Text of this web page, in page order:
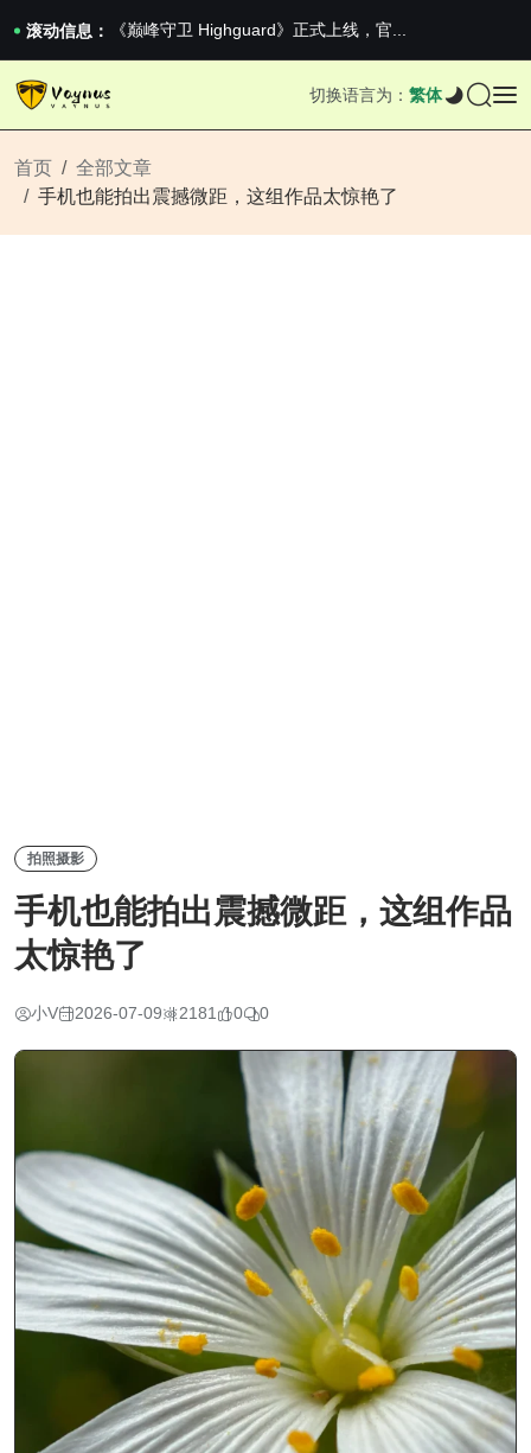
滚动信息：
《巅峰守卫 Highguard》正式上线，官...
男生找对象最重要的是什么？太真实了
2026澳网男单收官：全满贯对上全满亚，德约...
切换语言为： 繁体
首页
全部文章
手机也能拍出震撼微距，这组作品太惊艳了
拍照摄影
手机也能拍出震撼微距，这组作品
太惊艳了
小V 2026-07-09 2181 0 0